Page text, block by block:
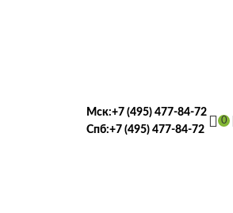
Мск:+7 (495) 477-84-72
Спб:+7 (495) 477-84-72
0